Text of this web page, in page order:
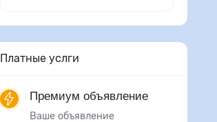
Платные услги
Премиум объявление
Ваше объявление